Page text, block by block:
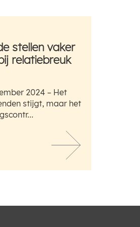
stellen vaker
relatiebreuk
2024 – Het
stijgt, maar het